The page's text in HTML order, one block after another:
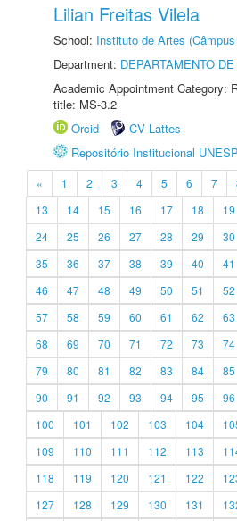
Lilian Freitas Vilela
School: Instituto de Artes
Department: DEPARTAMENTO
Academic Appointment Category:
title: MS-3.2
Orcid
CV Lattes
Repositório Institucional UNESP
« 1 2 3 4 5 6 7
13
14 15 16 17 18 19
24
25 26 27 28 29 30
35
36 37 38 39 40 41
46
47 48 49 50 51 52
57
58 59 60 61 62 63
68
69 70 71 72 73 74
79
80 81 82 83 84 85
90
91 92 93 94 95 96
100
101 102 103 104
109
110 111 112 113
118
119 120 121 122
127
128 129 130 131